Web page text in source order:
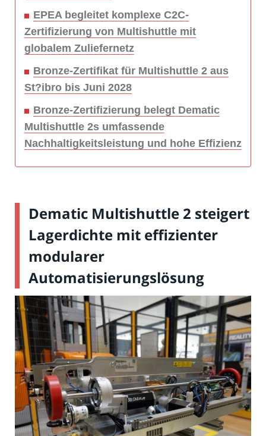
EPEA begleitet komplexe C2C-
Zertifizierung von Multishuttle mit
globalem Zuliefernetz
Bronze-Zertifikat für Multishuttle 2 aus
St?ibro bis Juni 2028
Bronze-Zertifizierung belegt Dematic
Multishuttle 2s umfassende
Nachhaltigkeitsleistung und hohe Effizienz
Dematic Multishuttle 2 steigert
Lagerdichte mit effizienter
modularer
Automatisierungslösung